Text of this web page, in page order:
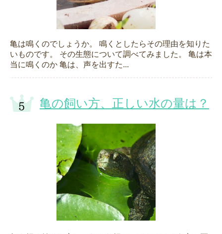
亀は鳴くのでしょうか。 鳴くとしたらその理由を知りた
いものです。 その生態について調べてみました。 亀は本
当に鳴くのか 亀は、声を出すた...
亀の飼い方、正しい水の量は？